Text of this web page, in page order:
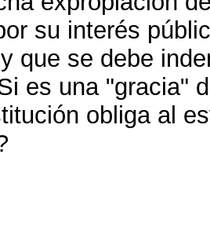
su interés
que se debe
es una "gracia"
obliga al